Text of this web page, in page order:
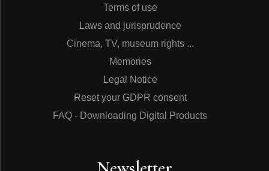
32 - Redshank (call in flight)
34 - Blue-headed Wagtail (high-pitched double note, his
35 - Redshank (distress calls)
36 - Mallard (calls of a female in flight)
38 - Black-headed Gull (calls of a small flock in flight)
41 - Yellow-legged Gull (alarm calls, a colony disturbed
Terms of use
Laws and jurisprudence
Cinema, TV, museum rights ...
Memories
Legal Notice
Reset your GDPR consent
FAQ - Downloading Digital Products